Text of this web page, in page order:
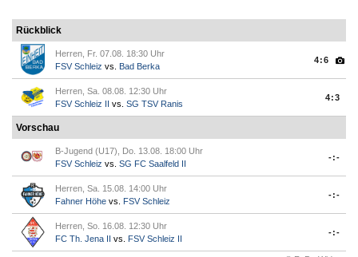
Rückblick
Herren, Fr. 07.08. 18:30 Uhr
FSV Schleiz vs. Bad Berka
4:6
Herren, Sa. 08.08. 12:30 Uhr
FSV Schleiz II
vs. SG TSV Ranis
4:3
Vorschau
B-Jugend (U17), Do. 13.08. 18:00 Uhr
FSV Schleiz vs. SG FC Saalfeld II
-:-
Herren, Sa. 15.08. 14:00 Uhr
Fahner Höhe vs. FSV Schleiz
-:-
Herren, So. 16.08. 12:30 Uhr
FC Th. Jena II
vs. FSV Schleiz II
-:-